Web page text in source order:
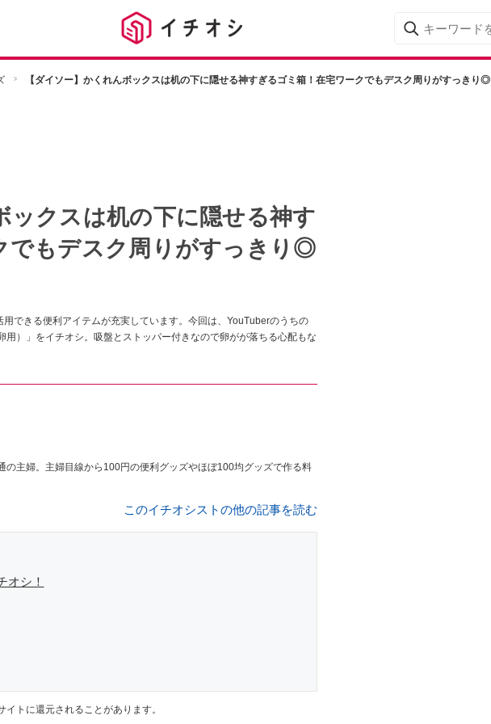
【ダイソー】かくれんボックスは机の下に隠せる神すぎるゴミ箱！在宅ワークでもデスク周りがすっきり◎
ックスは机の下に隠せる神す
でもデスク周りがすっきり◎
できる便利アイテムが充実しています。今回は、YouTuberのうちの
）」をイチオシ。吸盤とストッパー付きなので卵がが落ちる心配もな
主婦。主婦目線から100円の便利グッズやほぼ100均グッズで作る料
このイチオシストの他の記事を読む
オシ！
トに還元されることがあります。